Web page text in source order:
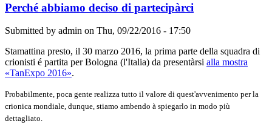
Perché abbiamo deciso di partecipàrci
Submitted by admin on Thu, 09/22/2016 - 17:50
Stamattina presto, il 30 marzo 2016, la prima parte della squadra di
crionisti é partita per Bologna (l'Italia) da presentàrsi alla mostra
«TanExpo 2016».
Probabilmente, poca gente realizza tutto il valore di quest'avvenimento per la
crionica mondiale, dunque, stiamo ambendo à spiegarlo in modo più
dettagliato.